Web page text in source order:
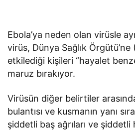
Ebola’ya neden olan virüsle
virüs, Dünya Sağlık
etkilediği kişileri “hayalet
maruz bırakıyor.
Virüsün diğer belirtiler
bulantısı ve kusmanın yanı
şiddetli baş ağrıları ve şiddetli